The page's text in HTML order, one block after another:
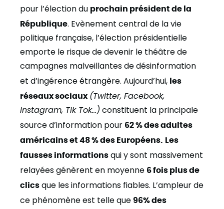
pour l’élection du prochain président de la
République. Evènement central de la vie
politique française, l’élection présidentielle
emporte le risque de devenir le théâtre de
campagnes malveillantes de désinformation
et d’ingérence étrangère. Aujourd’hui, les
réseaux sociaux (Twitter, Facebook,
Instagram, Tik Tok…) constituent la principale
source d’information pour 62 % des adultes
américains et 48 % des Européens. Les
fausses informations qui y sont massivement
relayées génèrent en moyenne 6 fois plus de
clics que les informations fiables. L’ampleur de
ce phénomène est telle que 96% des